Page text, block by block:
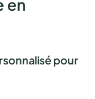
en
pour